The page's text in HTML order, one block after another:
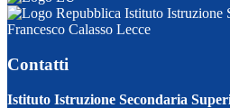
Istituto Istruzione
Francesco Calasso Lecce
Contatti
Istituto Istruzione Secondaria